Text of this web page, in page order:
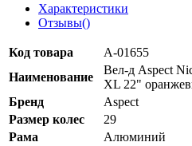
Характеристики
Отзывы()
Код товара
А-01655
Наименование
Вел-д Aspect
XL 22"
Бренд
Aspect
Размер колеc
29
Рама
Алюминий